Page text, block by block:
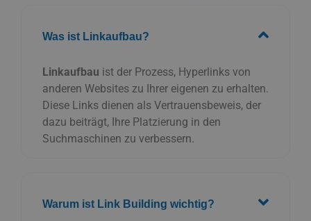
Was ist Linkaufbau?
Linkaufbau ist der Prozess, Hyperlinks von
anderen Websites zu Ihrer eigenen zu erhalten.
Diese Links dienen als Vertrauensbeweis, der
dazu beiträgt, Ihre Platzierung in den
Suchmaschinen zu verbessern.
Warum ist Link Building wichtig?